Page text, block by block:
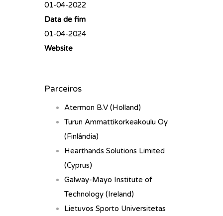
01-04-2022
Data de fim
01-04-2024
Website
Parceiros
Atermon B.V (Holland)
Turun Ammattikorkeakoulu Oy
(Finlândia)
Hearthands Solutions Limited
(Cyprus)
Galway-Mayo Institute of
Technology (Ireland)
Lietuvos Sporto Universitetas